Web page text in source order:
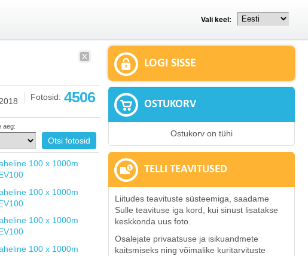
Vali keel:
Fotosid: 4506
aeg:
LOGI SISSE
OSTUKORV
Ostukorv on tühi
TELLI TEAVITUSED
Liitudes teavituste süsteemiga, saadame
Sulle teavituse iga kord, kui sinust lisatakse
keskkonda uus foto.
Osalejate privaatsuse ja isikuandmete
kaitsmiseks ning võimalike kuritarvituste